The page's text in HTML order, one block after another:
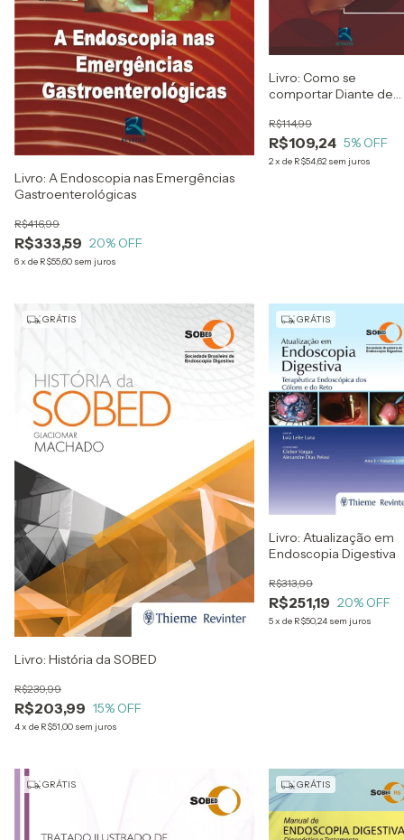
Livro: A Endoscopia nas Emergências
Gastroenterológicas
R$333,59
R$416,99
20% OFF
6x de R$55,60 sem juros
Livro: Como se
comportar Diante de
Hepáticas
R$109,24
R$114,99
5% OFF
2x de R$54,62 sem juros
GRÁTIS
Livro: História da SOBED
R$203,99
R$239,99
15% OFF
4x de R$51,00 sem juros
GRÁTIS
Livro: Atualização em
Endoscopia Digestiva
R$251,19
R$313,99
20% OFF
5x de R$50,24 sem juros
GRÁTIS GRÁTIS